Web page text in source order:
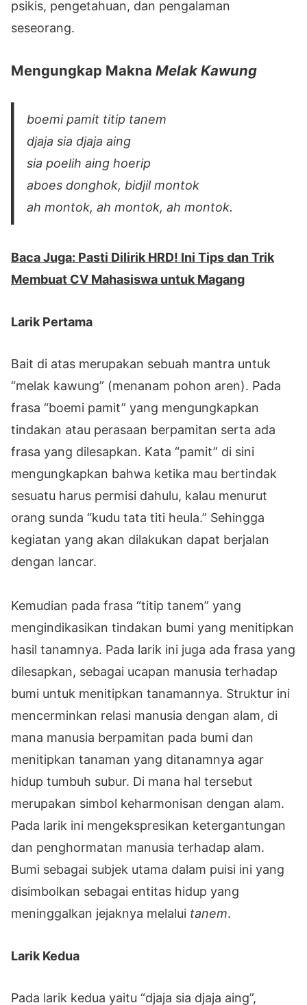
psikis, pengetahuan, dan pengalaman
seseorang.
Mengungkap Makna Melak Kawung
boemi pamit titip tanem
djaja sia djaja aing
sia poelih aing hoerip
aboes donghok, bidjil montok
ah montok, ah montok, ah montok.
Baca Juga: Pasti Dilirik HRD! Ini Tips dan Trik
Membuat CV Mahasiswa untuk Magang
Larik Pertama
Bait di atas merupakan sebuah mantra untuk
“melak kawung” (menanam pohon aren). Pada
frasa “boemi pamit” yang mengungkapkan
tindakan atau perasaan berpamitan serta ada
frasa yang dilesapkan. Kata “pamit” di sini
mengungkapkan bahwa ketika mau bertindak
sesuatu harus permisi dahulu, kalau menurut
orang sunda “kudu tata titi heula.” Sehingga
kegiatan yang akan dilakukan dapat berjalan
dengan lancar.
Kemudian pada frasa “titip tanem” yang
mengindikasikan tindakan bumi yang menitipkan
hasil tanamnya. Pada larik ini juga ada frasa yang
dilesapkan, sebagai ucapan manusia terhadap
bumi untuk menitipkan tanamannya. Struktur ini
mencerminkan relasi manusia dengan alam, di
mana manusia berpamitan pada bumi dan
menitipkan tanaman yang ditanamnya agar
hidup tumbuh subur. Di mana hal tersebut
merupakan simbol keharmonisan dengan alam.
Pada larik ini mengekspresikan ketergantungan
dan penghormatan manusia terhadap alam.
Bumi sebagai subjek utama dalam puisi ini yang
disimbolkan sebagai entitas hidup yang
meninggalkan jejaknya melalui tanem.
Larik Kedua
Pada larik kedua yaitu “djaja sia djaja aing”,